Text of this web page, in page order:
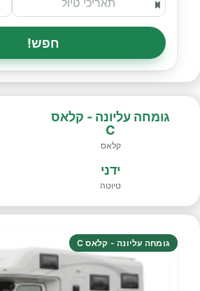
חפש!
גומחה עליונה - קלאס
C
קלאס
ידני
טיוטה
גומחה עליונה - קלאס C